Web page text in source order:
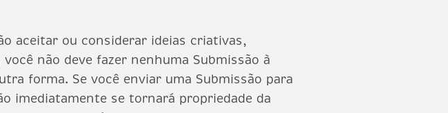
aceitar ou considerar ideias criativas,
não deve fazer nenhuma Submissão à
forma. Se você enviar uma Submissão para
imediatamente se tornará propriedade da